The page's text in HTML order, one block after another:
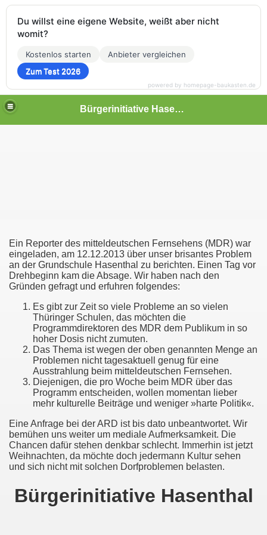
Bürgerinitiative Hasenthal
Ein Reporter des mitteldeutschen Fernsehens (MDR) war
eingeladen, am 12.12.2013 über unser brisantes Problem
an der Grundschule Hasenthal zu berichten. Einen Tag vor
Drehbeginn kam die Absage. Wir haben nach den
Gründen gefragt und erfuhren folgendes:
Es gibt zur Zeit so viele Probleme an so vielen
Thüringer Schulen, das möchten die
Programmdirektoren des MDR dem Publikum in so
hoher Dosis nicht zumuten.
Das Thema ist wegen der oben genannten Menge an
Problemen nicht tagesaktuell genug für eine
Ausstrahlung beim mitteldeutschen Fernsehen.
Diejenigen, die pro Woche beim MDR über das
Programm entscheiden, wollen momentan lieber
mehr kulturelle Beiträge und weniger »harte Politik«.
Eine Anfrage bei der ARD ist bis dato unbeantwortet. Wir
bemühen uns weiter um mediale Aufmerksamkeit. Die
Chancen dafür stehen denkbar schlecht. Immerhin ist jetzt
Weihnachten, da möchte doch jedermann Kultur sehen
und sich nicht mit solchen Dorfproblemen belasten.
Bürgerinitiative Hasenthal
Du willst eine eigene Website, weißt aber nicht
womit?
Kostenlos starten
Anbieter vergleichen
Zum Test 2026
powered by homepage-baukasten.de